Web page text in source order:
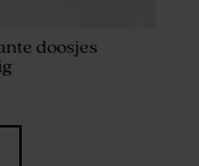
doosjes